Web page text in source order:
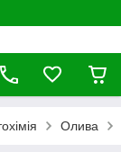
Олива